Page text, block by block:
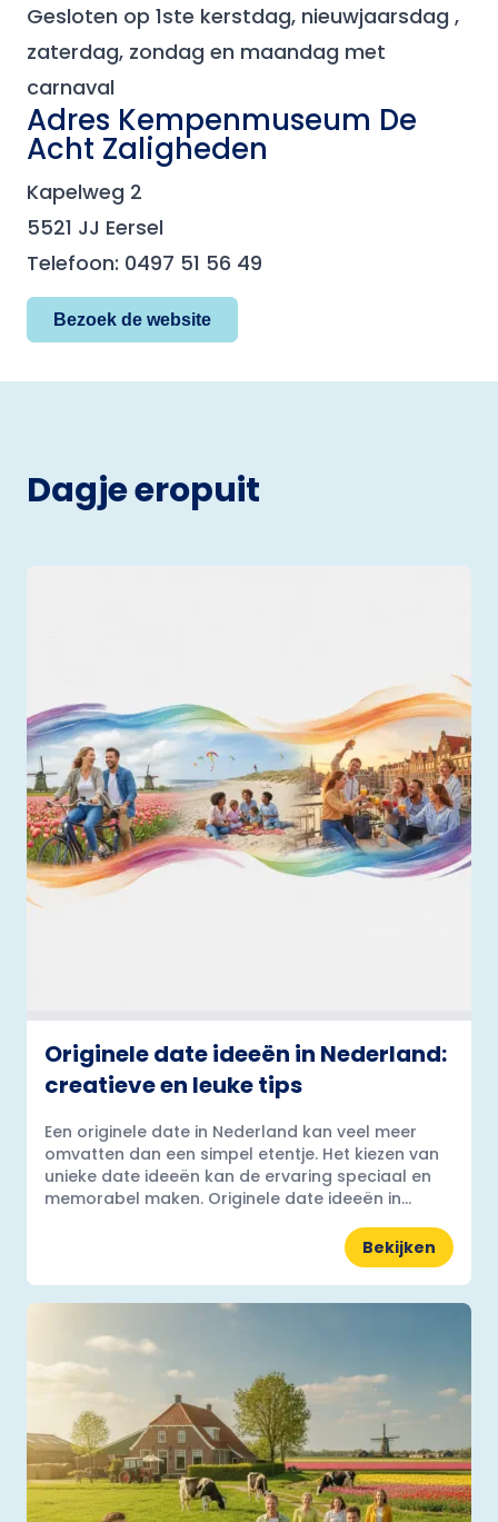
Gesloten op 1ste kerstdag, nieuwjaarsdag ,
zaterdag, zondag en maandag met
carnaval
Adres Kempenmuseum De
Acht Zaligheden
Kapelweg 2
5521 JJ Eersel
Telefoon: 0497 51 56 49
Bezoek de website
Dagje eropuit
Originele date ideeën in Nederland:
creatieve en leuke tips
Een originele date in Nederland kan veel meer
omvatten dan een simpel etentje. Het kiezen van
unieke date ideeën kan de ervaring speciaal en
memorabel maken. Originele date ideeën in...
Bekijken